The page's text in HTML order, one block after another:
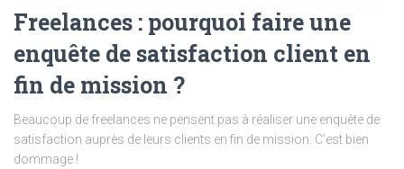
Freelances : pourquoi faire une
enquête de satisfaction client en
fin de mission ?
Beaucoup de freelances ne pensent pas à réaliser une enquête de
satisfaction auprès de leurs clients en fin de mission. C’est bien
dommage !